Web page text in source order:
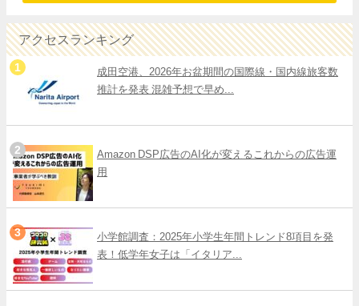
アクセスランキング
成田空港、2026年お盆期間の国際線・国内線旅客数
推計を発表 混雑予想で早め...
Amazon DSP広告のAI化が変えるこれからの広告運
用
小学館調査：2025年小学生年間トレンド8項目を発
表！低学年女子は「イタリア...